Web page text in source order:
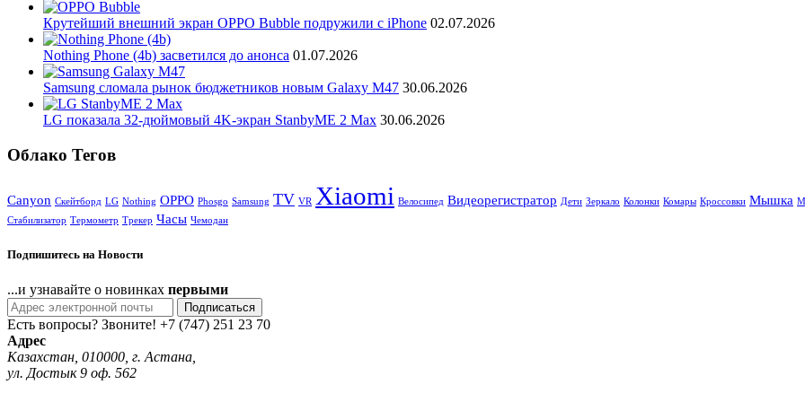
Крутейший внешний экран OPPO Bubble подружили с iPhone 02.07.2026
Nothing Phone (4b) засветился до анонса 01.07.2026
Samsung сломала рынок бюджетников новым Galaxy M47 30.06.2026
LG показала 32-дюймовый 4K-экран StanbyME 2 Max 30.06.2026
Облако Тегов
Canyon Cкейтборд LG Nothing OPPO Phosgo Samsung TV VR Xiaomi Велосипед Видеорегистратор Дети Зеркало Колонки Комары Кроссовки Мышка
Стабилизатор Термометр Трекер Часы Чемодан
Подпишитесь на Новости
...и узнавайте о новинках первыми
Подписаться
Есть вопросы? Звоните! +7 (747) 251 23 70
Адрес
Казахстан, 010000, г. Астана,
ул. Достык 9 оф. 562